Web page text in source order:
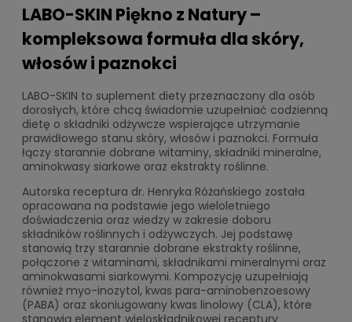
LABO-SKIN Piękno z Natury –
kompleksowa formuła dla skóry,
włosów i paznokci
LABO-SKIN to suplement diety przeznaczony dla osób
dorosłych, które chcą świadomie uzupełniać codzienną
dietę o składniki odżywcze wspierające utrzymanie
prawidłowego stanu skóry, włosów i paznokci. Formuła
łączy starannie dobrane witaminy, składniki mineralne,
aminokwasy siarkowe oraz ekstrakty roślinne.
Autorska receptura dr. Henryka Różańskiego została
opracowana na podstawie jego wieloletniego
doświadczenia oraz wiedzy w zakresie doboru
składników roślinnych i odżywczych. Jej podstawę
stanowią trzy starannie dobrane ekstrakty roślinne,
połączone z witaminami, składnikami mineralnymi oraz
aminokwasami siarkowymi. Kompozycję uzupełniają
również myo-inozytol, kwas para-aminobenzoesowy
(PABA) oraz skoniugowany kwas linolowy (CLA), które